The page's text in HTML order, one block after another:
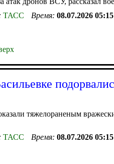
ТАСС Время: 08.07.2026 05:15
тяжелораненым
ТАСС Время: 08.07.2026 05:15